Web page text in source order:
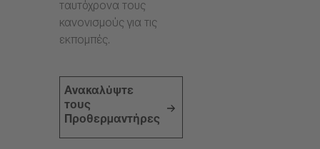
ταυτόχρονα τους
κανονισμούς για τις
εκπομπές.
Ανακαλύψτε
τους
Προθερμαντήρες